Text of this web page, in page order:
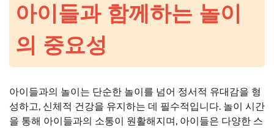
아이들과 함께하는 놀이
의 중요성
아이들과의 놀이는 단순한 놀이를 넘어 정서적 유대감을 형
성하고, 신체적 건강을 유지하는 데 필수적입니다. 놀이 시간
을 통해 아이들과의 소통이 원활해지며, 아이들은 다양한 스